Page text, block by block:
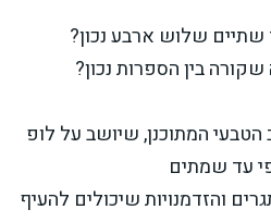
שלוש ארבע נכון?
בין הספרות נכון?
המתוכנן, שיושב על לופ
עד שמתים
והזדמנויות שיכולים להעיף